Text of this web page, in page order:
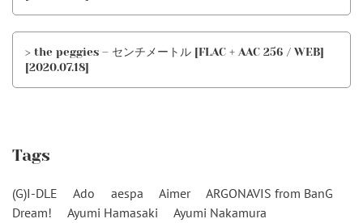
> the peggies – センチメートル [FLAC + AAC 256 / WEB]
[2020.07.18]
Tags
(G)I-DLE Ado aespa Aimer
ARGONAVIS from BanG
Dream!
Ayumi Hamasaki
Ayumi Nakamura